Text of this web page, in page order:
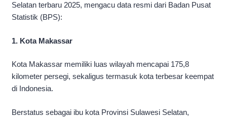
Selatan terbaru 2025, mengacu data resmi dari Badan Pusat
Statistik (BPS):
1. Kota Makassar
Kota Makassar memiliki luas wilayah mencapai 175,8
kilometer persegi, sekaligus termasuk kota terbesar keempat
di Indonesia.
Berstatus sebagai ibu kota Provinsi Sulawesi Selatan,